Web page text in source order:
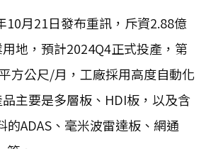
10月21日發布重訊，斥資2.88億
地，預計2024Q4正式投產，第
方公尺/月，工廠採用高度自動化
主要是多層板、HDI板，以及含
的ADAS、毫米波雷達板、網通